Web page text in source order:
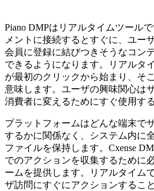
Piano DMPはリアルタイムツール
メントに接続するとすぐに、ユー
会員に登録に結びつきそうなコン
できるようになります。リアルタ
が最初のクリックから始まり、そ
意味します。ユーザの興味関心は
消費者に変えるためにすぐ使用す
プラットフォームはどんな端末で
するかに関係なく、システム内に
ファイルを保持します。Cxense
でのアクションを収集するために
ームを提供します。リアルタイム
ザ訪問にすぐにアクションするこ